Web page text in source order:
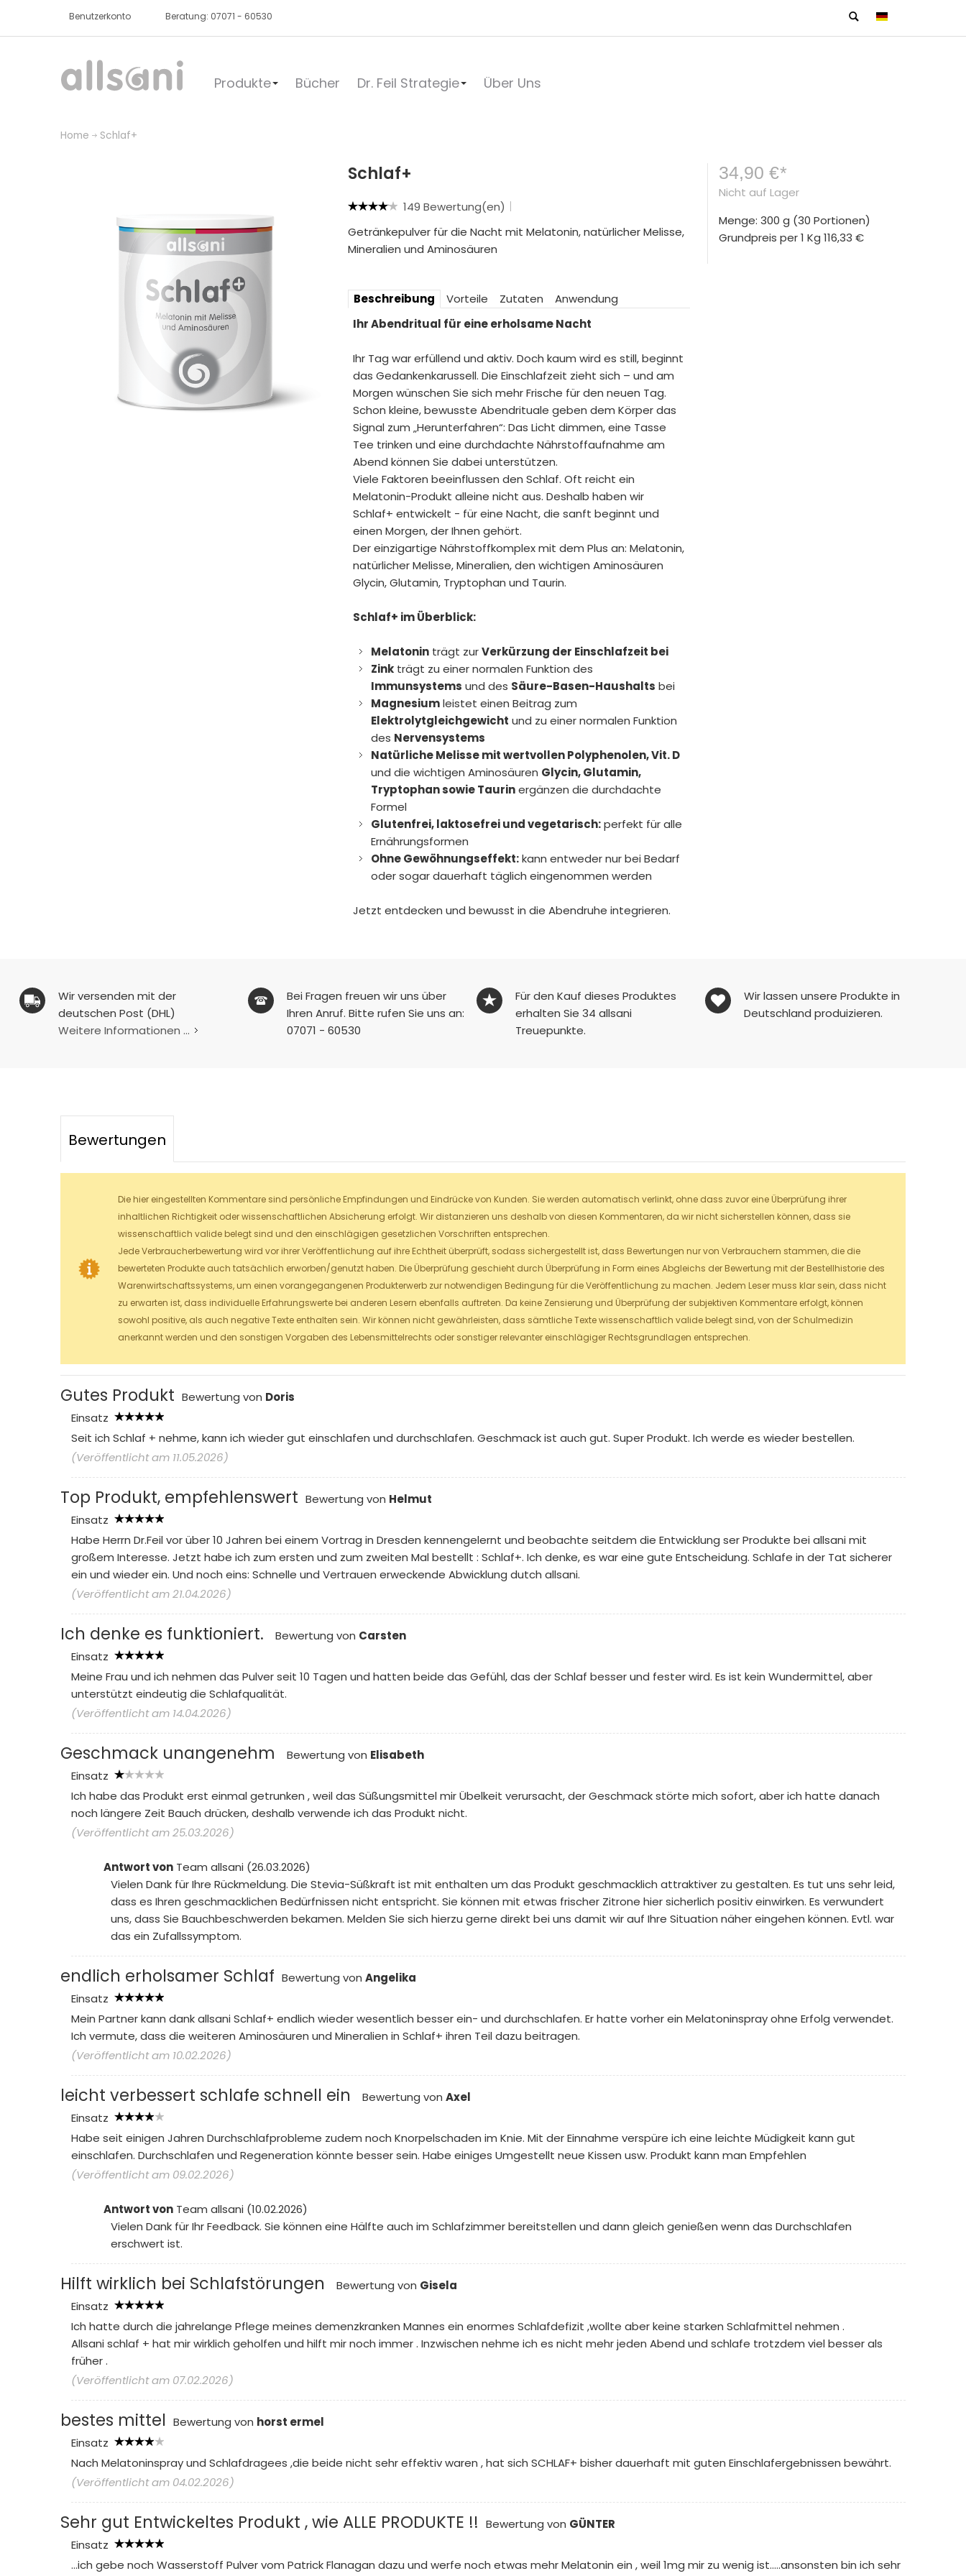
Benutzerkonto Beratung: 07071 - 60530
Produkte Bücher Dr. Feil Strategie Über Uns
Home Schlaf+
Schlaf+
149 Bewertung(en)
Getränkepulver für die Nacht mit Melatonin, natürlicher Melisse,
Mineralien und Aminosäuren
Beschreibung Vorteile Zutaten
Anwendung
Ihr Abendritual für eine erholsame Nacht
Ihr Tag war erfüllend und aktiv. Doch kaum wird es still, beginnt
das Gedankenkarussell. Die Einschlafzeit zieht sich – und am
Morgen wünschen Sie sich mehr Frische für den neuen Tag.
Schon kleine, bewusste Abendrituale geben dem Körper das
Signal zum „Herunterfahren“: Das Licht dimmen, eine Tasse
Tee trinken und eine durchdachte Nährstoffaufnahme am
Abend können Sie dabei unterstützen.
Viele Faktoren beeinflussen den Schlaf. Oft reicht ein
Melatonin-Produkt alleine nicht aus. Deshalb haben wir
Schlaf+ entwickelt - für eine Nacht, die sanft beginnt und
einen Morgen, der Ihnen gehört.
Der einzigartige Nährstoffkomplex mit dem Plus an: Melatonin,
natürlicher Melisse, Mineralien, den wichtigen Aminosäuren
Glycin, Glutamin, Tryptophan und Taurin.
Schlaf+ im Überblick:
Melatoninträgt zurVerkürzung der Einschlafzeit bei
Zinkträgt zu einer normalen Funktion des
Immunsystems und des Säure-Basen-Haushalts bei
Magnesiumleistet einen Beitrag zum
Elektrolytgleichgewicht und zu einer normalen Funktion
des Nervensystems
Natürliche Melisse mit wertvollen Polyphenolen, Vit. D
und die wichtigen Aminosäuren Glycin, Glutamin,
Tryptophan sowie Taurinergänzen die durchdachte
Formel
Glutenfrei, laktosefrei und vegetarisch:perfekt für alle
Ernährungsformen
Ohne Gewöhnungseffekt:kann entweder nur bei Bedarf
oder sogar dauerhaft täglich eingenommen werden
Jetzt entdecken und bewusst in die Abendruhe integrieren.
34,90 €*
Nicht auf Lager
Menge: 300 g (30 Portionen)
Grundpreis per 1 Kg 116,33 €
Wir versenden mit der
deutschen Post (DHL)
Weitere Informationen ...
Bei Fragen freuen wir uns über
Ihren Anruf. Bitte rufen Sie uns an:
07071 - 60530
Für den Kauf dieses Produktes
erhalten Sie34 allsani
Treuepunkte.
Wir lassen unsere Produkte in
Deutschland produizieren.
Bewertungen
Die hier eingestellten Kommentare sind persönliche Empfindungen und Eindrücke von Kunden. Sie werden automatisch verlinkt, ohne dass zuvor eine Überprüfung ihrer
inhaltlichen Richtigkeit oder wissenschaftlichen Absicherung erfolgt. Wir distanzieren uns deshalb von diesen Kommentaren, da wir nicht sicherstellen können, dass sie
wissenschaftlich valide belegt sind und den einschlägigen gesetzlichen Vorschriften entsprechen.
Jede Verbraucherbewertung wird vor ihrer Veröffentlichung auf ihre Echtheit überprüft, sodass sichergestellt ist, dass Bewertungen nur von Verbrauchern stammen, die die
bewerteten Produkte auch tatsächlich erworben/genutzt haben. Die Überprüfung geschieht durch Überprüfung in Form eines Abgleichs der Bewertung mit der Bestellhistorie des
Warenwirtschaftssystems, um einen vorangegangenen Produkterwerb zur notwendigen Bedingung für die Veröffentlichung zu machen. Jedem Leser muss klar sein, dass nicht
zu erwarten ist, dass individuelle Erfahrungswerte bei anderen Lesern ebenfalls auftreten. Da keine Zensierung und Überprüfung der subjektiven Kommentare erfolgt, können
sowohl positive, als auch negative Texte enthalten sein. Wir können nicht gewährleisten, dass sämtliche Texte wissenschaftlich valide belegt sind, von der Schulmedizin
anerkannt werden und den sonstigen Vorgaben des Lebensmittelrechts oder sonstiger relevanter einschlägiger Rechtsgrundlagen entsprechen.
Gutes Produkt Bewertung von Doris
Einsatz
Seit ich Schlaf + nehme, kann ich wieder gut einschlafen und durchschlafen. Geschmack ist auch gut. Super Produkt. Ich werde es wieder bestellen.
(Veröffentlicht am 11.05.2026)
Top Produkt, empfehlenswert Bewertung von Helmut
Einsatz
Habe Herrn Dr.Feil vor über 10 Jahren bei einem Vortrag in Dresden kennengelernt und beobachte seitdem die Entwicklung ser Produkte bei allsani mit
großem Interesse. Jetzt habe ich zum ersten und zum zweiten Mal bestellt : Schlaf+. Ich denke, es war eine gute Entscheidung. Schlafe in der Tat sicherer
ein und wieder ein. Und noch eins: Schnelle und Vertrauen erweckende Abwicklung dutch allsani.
(Veröffentlicht am 21.04.2026)
Ich denke es funktioniert. Bewertung von Carsten
Einsatz
Meine Frau und ich nehmen das Pulver seit 10 Tagen und hatten beide das Gefühl, das der Schlaf besser und fester wird. Es ist kein Wundermittel, aber
unterstützt eindeutig die Schlafqualität.
(Veröffentlicht am 14.04.2026)
Geschmack unangenehm Bewertung von Elisabeth
Einsatz
Ich habe das Produkt erst einmal getrunken , weil das Süßungsmittel mir Übelkeit verursacht, der Geschmack störte mich sofort, aber ich hatte danach
noch längere Zeit Bauch drücken, deshalb verwende ich das Produkt nicht.
(Veröffentlicht am 25.03.2026)
Antwort von Team allsani (26.03.2026)
Vielen Dank für Ihre Rückmeldung. Die Stevia-Süßkraft ist mit enthalten um das Produkt geschmacklich attraktiver zu gestalten. Es tut uns sehr leid,
dass es Ihren geschmacklichen Bedürfnissen nicht entspricht. Sie können mit etwas frischer Zitrone hier sicherlich positiv einwirken. Es verwundert
uns, dass Sie Bauchbeschwerden bekamen. Melden Sie sich hierzu gerne direkt bei uns damit wir auf Ihre Situation näher eingehen können. Evtl. war
das ein Zufallssymptom.
endlich erholsamer Schlaf Bewertung von Angelika
Einsatz
Mein Partner kann dank allsani Schlaf+ endlich wieder wesentlich besser ein- und durchschlafen. Er hatte vorher ein Melatoninspray ohne Erfolg verwendet.
Ich vermute, dass die weiteren Aminosäuren und Mineralien in Schlaf+ ihren Teil dazu beitragen.
(Veröffentlicht am 10.02.2026)
leicht verbessert schlafe schnell ein Bewertung von Axel
Einsatz
Habe seit einigen Jahren Durchschlafprobleme zudem noch Knorpelschaden im Knie. Mit der Einnahme verspüre ich eine leichte Müdigkeit kann gut
einschlafen. Durchschlafen und Regeneration könnte besser sein. Habe einiges Umgestellt neue Kissen usw. Produkt kann man Empfehlen
(Veröffentlicht am 09.02.2026)
Antwort von Team allsani (10.02.2026)
Vielen Dank für Ihr Feedback. Sie können eine Hälfte auch im Schlafzimmer bereitstellen und dann gleich genießen wenn das Durchschlafen
erschwert ist.
Hilft wirklich bei Schlafstörungen Bewertung von Gisela
Einsatz
Ich hatte durch die jahrelange Pflege meines demenzkranken Mannes ein enormes Schlafdefizit ,wollte aber keine starken Schlafmittel nehmen .
Allsani schlaf + hat mir wirklich geholfen und hilft mir noch immer . Inzwischen nehme ich es nicht mehr jeden Abend und schlafe trotzdem viel besser als
früher .
(Veröffentlicht am 07.02.2026)
bestes mittel Bewertung von horst ermel
Einsatz
Nach Melatoninspray und Schlafdragees ,die beide nicht sehr effektiv waren , hat sich SCHLAF+ bisher dauerhaft mit guten Einschlafergebnissen bewährt.
(Veröffentlicht am 04.02.2026)
Sehr gut Entwickeltes Produkt , wie ALLE PRODUKTE !! Bewertung von GÜNTER
Einsatz
...ich gebe noch Wasserstoff Pulver vom Patrick Flanagan dazu und werfe noch etwas mehr Melatonin ein , weil 1mg mir zu wenig ist.....ansonsten bin ich sehr